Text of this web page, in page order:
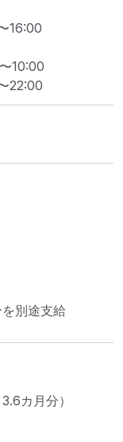
16:00
〜10:00
22:00
別途支給
カ月分）